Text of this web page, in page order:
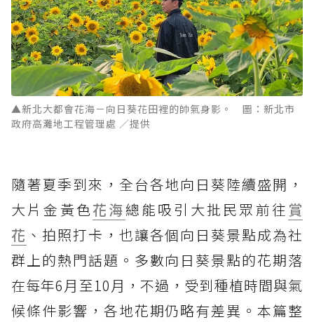
▲新北大都會花海－向日葵花田裡的帥氣身影。 圖：新北市
政府高灘地工程管理處 ／提供
隨著夏季到來，全台各地向日葵陸續盛開，
大片金黃色花海總能吸引大批民眾前往 賞
花 、拍照打卡，也讓各個向日葵景點成為社
群上的熱門話題。多數向日葵景點的花期落
在每年6月至10月，不過，受到種植時間與氣
候條件影響，各地花期仍略有差異。本篇整